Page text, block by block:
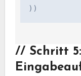
))
// Schritt